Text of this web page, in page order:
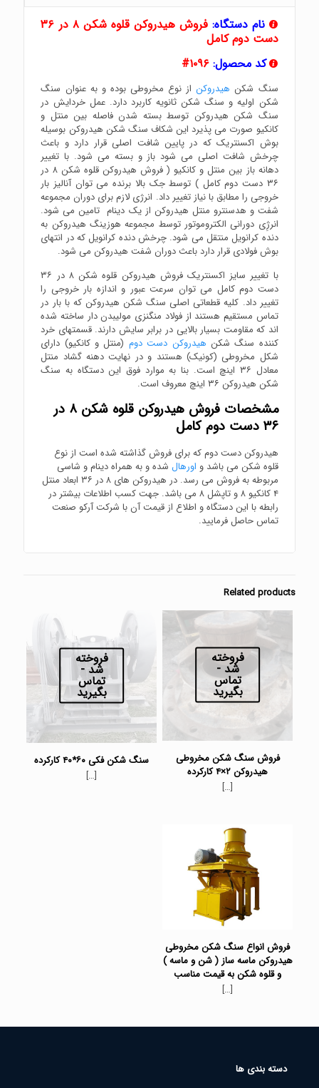
نام دستگاه:
فروش هیدروکن قلوه شکن ۸ در ۳۶
دست دوم کامل
کد محصول: ۱۰۹۶#
سنگ شکن هیدروکناز نوع مخروطی بوده و به عنوان سنگ
شکن اولیه و سنگ شکن ثانویه کاربرد دارد. عمل خردایش در
سنگ شکن هیدروکن توسط بسته شدن فاصله بین منتل و
کانکیو صورت می پذیرد این شکاف سنگ شکن هیدروکن بوسیله
بوش اکسنتریک که در پایین شافت اصلی قرار دارد و باعث
چرخش شافت اصلی می شود باز و بسته می شود. با تغییر
دهانه باز بین منتل و کانکیو ( فروش هیدروکن قلوه شکن ۸ در
۳۶ دست دوم کامل ) توسط جک بالا برنده می توان آنالیز بار
خروجی را مطابق با نیاز تغییر داد. انرژی لازم برای دوران مجموعه
شفت و هدسنترو منتل هیدروکن از یک دینام تامین می شود.
انرژِی دورانی الکتروموتور توسط مجموعه هوزینگ هیدروکن به
دنده کرانویل منتقل می شود. چرخش دنده کرانویل که در انتهای
بوش فولادی قرار دارد باعث دوران شفت هیدروکن می شود.
با تغییر سایز اکسنتریک فروش هیدروکن قلوه شکن ۸ در ۳۶
دست دوم کامل می توان سرعت عبور و اندازه بار خروجی را
تغییر داد. کلیه قطعاتی اصلی سنگ شکن هیدروکن که با بار در
تماس مستقیم هستند از فولاد منگنزی مولیبدن دار ساخته شده
اند که مقاومت بسیار بالایی در برابر سایش دارند. قسمتهای خرد
کننده سنگ شکن هیدروکن دست دوم (منتل و کانکیو) دارای
شکل مخروطی (کونیک) هستند و در نهایت دهنه گشاد منتل
معادل ۳۶ اینچ است. بنا به موارد فوق این دستگاه به سنگ
شکن هیدروکن ۳۶ اینچ معروف است.
مشخصات فروش هیدروکن قلوه شکن ۸ در
۳۶ دست دوم کامل
هیدروکن دست دوم که برای فروش گذاشته شده است از نوع
قلوه شکن می باشد و اورهال شده و به همراه دینام و شاسی
مربوطه به فروش می رسد. در هیدروکن های ۸ در ۳۶ ابعاد منتل
۴ کانکیو ۸ و تاپشل ۸ می باشد. جهت کسب اطلاعات بیشتر در
رابطه با این دستگاه و اطلاع از قیمت آن با شرکت آرکو صنعت
تماس حاصل فرمایید.
Related products
فروخته
شد -
تماس
بگیرید
فروش سنگ شکن مخروطی
هیدروکن ۲×۴ کارکرده
[…]
فروخته
شد -
تماس
بگیرید
سنگ شکن فکی ۶۰*۴۰ کارکرده
[…]
فروش انواع سنگ شکن مخروطی
هیدروکن ماسه ساز ( شن و ماسه )
و قلوه شکن به قیمت مناسب
[…]
دسته بندی ها